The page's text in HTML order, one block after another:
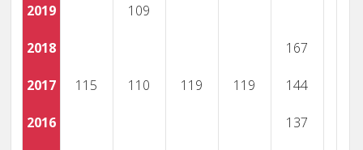
2019 109
2018 167
2017 115 110 119 119 144
2016 137